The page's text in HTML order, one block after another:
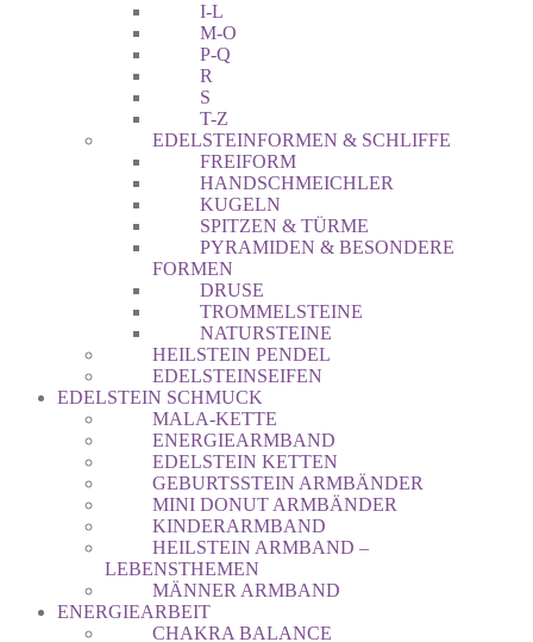
I-L
M-O
P-Q
R
S
T-Z
EDELSTEINFORMEN & SCHLIFFE
FREIFORM
HANDSCHMEICHLER
KUGELN
SPITZEN & TÜRME
PYRAMIDEN & BESONDERE
FORMEN
DRUSE
TROMMELSTEINE
NATURSTEINE
HEILSTEIN PENDEL
EDELSTEINSEIFEN
EDELSTEIN SCHMUCK
MALA-KETTE
ENERGIEARMBAND
EDELSTEIN KETTEN
GEBURTSSTEIN ARMBÄNDER
MINI DONUT ARMBÄNDER
KINDERARMBAND
HEILSTEIN ARMBAND –
LEBENSTHEMEN
MÄNNER ARMBAND
ENERGIEARBEIT
CHAKRA BALANCE